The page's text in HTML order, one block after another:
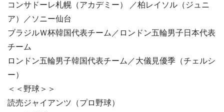
コンサドーレ札幌（アカデミー） ／柏レイソル（ジュニ
ア）／ソニー仙台
ブラジルＷ杯韓国代表チーム／ロンドン五輪男子日本代表
チーム
ロンドン五輪男子韓国代表チーム／大儀見優季（チェルシ
ー）
＜＜野球＞＞
読売ジャイアンツ（プロ野球）